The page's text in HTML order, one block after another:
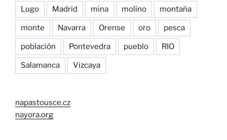
Lugo Madrid mina molino montaña
monte Navarra Orense oro pesca
población Pontevedra pueblo RIO
Salamanca Vizcaya
napastousce.cz
nayora.org